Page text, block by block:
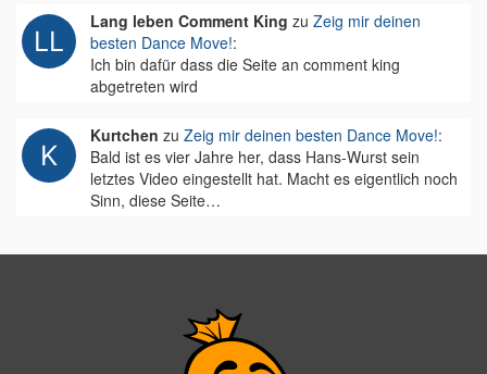
Lang leben Comment King zu Zeig mir deinen
besten Dance Move!:
Ich bin dafür dass die Seite an comment king
abgetreten wird
Kurtchen zu Zeig mir deinen besten Dance Move!:
Bald ist es vier Jahre her, dass Hans-Wurst sein
letztes Video eingestellt hat. Macht es eigentlich noch
Sinn, diese Seite…